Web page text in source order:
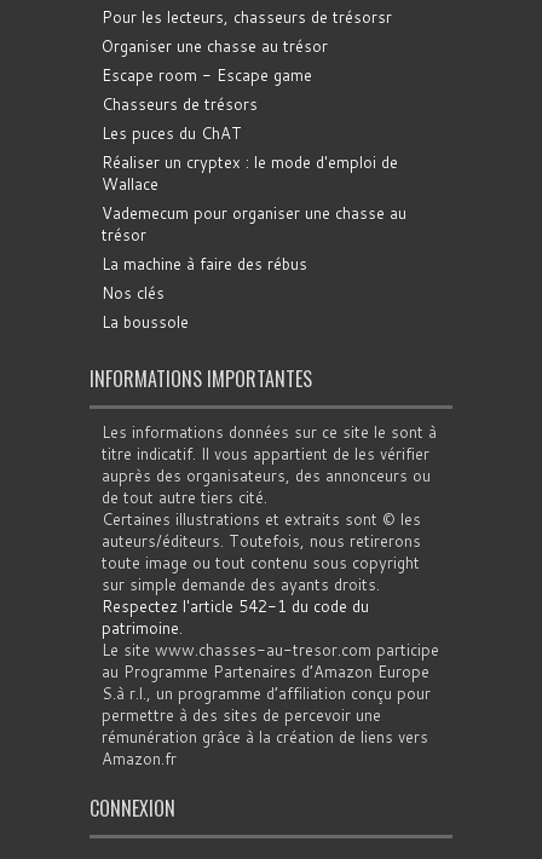
Pour les lecteurs, chasseurs de trésorsr
Organiser une chasse au trésor
Escape room - Escape game
Chasseurs de trésors
Les puces du ChAT
Réaliser un cryptex : le mode d'emploi de
Wallace
Vademecum pour organiser une chasse au
trésor
La machine à faire des rébus
Nos clés
La boussole
INFORMATIONS IMPORTANTES
Les informations données sur ce site le sont à
titre indicatif. Il vous appartient de les vérifier
auprès des organisateurs, des annonceurs ou
de tout autre tiers cité.
Certaines illustrations et extraits sont © les
auteurs/éditeurs. Toutefois, nous retirerons
toute image ou tout contenu sous copyright
sur simple demande des ayants droits.
Respectez l'article 542-1 du code du
patrimoine.
Le site www.chasses-au-tresor.com participe
au Programme Partenaires d’Amazon Europe
S.à r.l., un programme d’affiliation conçu pour
permettre à des sites de percevoir une
rémunération grâce à la création de liens vers
Amazon.fr
CONNEXION